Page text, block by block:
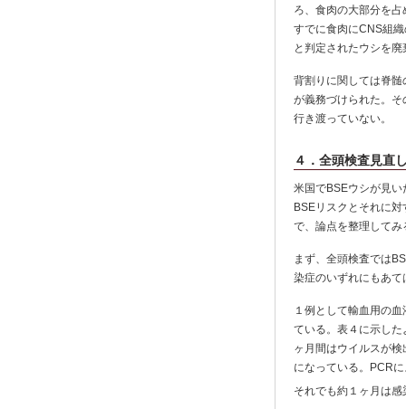
ろ、食肉の大部分を
すでに食肉にCNS組
と判定されたウシを
背割りに関しては脊
が義務づけられた。
行き渡っていない。
４．全頭検査見直
米国でBSEウシが見
BSEリスクとそれに
で、論点を整理してみ
まず、全頭検査では
染症のいずれにもあ
１例として輸血用の
ている。表４に示し
ヶ月間はウイルスが
になっている。PCR
それでも約１ヶ月は